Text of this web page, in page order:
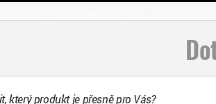
který produkt je přesně pro Vás?